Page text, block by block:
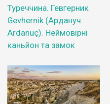
Туреччина. Гевгерник
Gevhernik (Ардануч
Ardanuç). Неймовірні
каньйон та замок